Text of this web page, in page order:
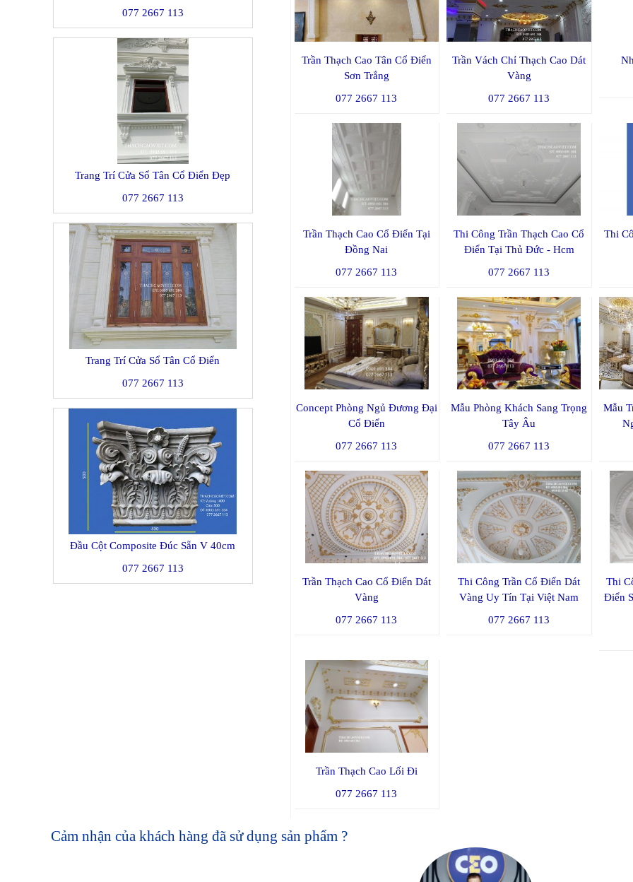
077 2667 113
Trang Trí Cửa Sổ Tân Cổ Điển Đẹp
077 2667 113
Trang Trí Cửa Sổ Tân Cổ Điển
077 2667 113
Đầu Cột Composite Đúc Sẵn V 40cm
077 2667 113
Trần Thạch Cao Tân Cổ Điển
Sơn Trắng
077 2667 113
Trần Vách Chỉ Thạch Cao Dát
Vàng
077 2667 113
Trần Thạch Cao Cổ Điển Tại
Đồng Nai
077 2667 113
Thi Công Trần Thạch Cao Cổ
Điển Tại Thủ Đức - Hcm
077 2667 113
Thi
Concept Phòng Ngủ Đương Đại
Cổ Điển
077 2667 113
Mẫu Phòng Khách Sang Trọng
Tây Âu
077 2667 113
Mẫu
Trần Thạch Cao Cổ Điển Dát
Vàng
077 2667 113
Thi Công Trần Cổ Điển Dát
Vàng Uy Tín Tại Việt Nam
077 2667 113
Thi
Điển
Trần Thạch Cao Lối Đi
077 2667 113
Cảm nhận của khách hàng đã sử dụng sản phẩm ?